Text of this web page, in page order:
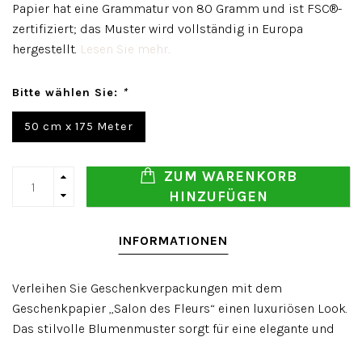
Papier hat eine Grammatur von 80 Gramm und ist FSC®-
zertifiziert; das Muster wird vollständig in Europa
hergestellt. Lesen Sie mehr..
Bitte wählen Sie: *
50 cm x 175 Meter
ZUM WARENKORB
HINZUFÜGEN
INFORMATIONEN
Verleihen Sie Geschenkverpackungen mit dem
Geschenkpapier „Salon des Fleurs“ einen luxuriösen Look.
Das stilvolle Blumenmuster sorgt für eine elegante und